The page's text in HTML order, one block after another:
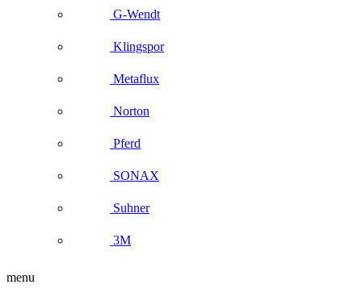
G-Wendt
Klingspor
Metaflux
Norton
Pferd
SONAX
Suhner
3M
menu